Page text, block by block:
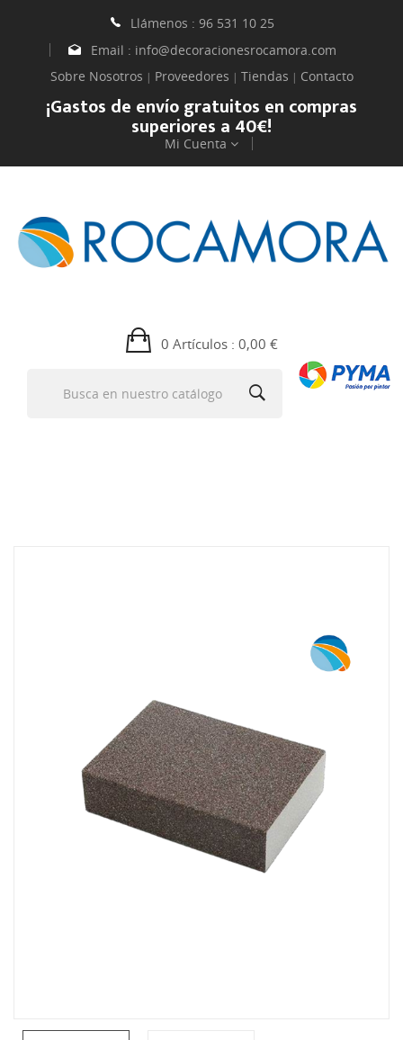
Llámenos : 96 531 10 25
Email : info@decoracionesrocamora.com
Sobre Nosotros | Proveedores | Tiendas | Contacto
¡Gastos de envío gratuitos en compras
superiores a 40€!
Mi Cuenta
0 Artículos: 0,00 €